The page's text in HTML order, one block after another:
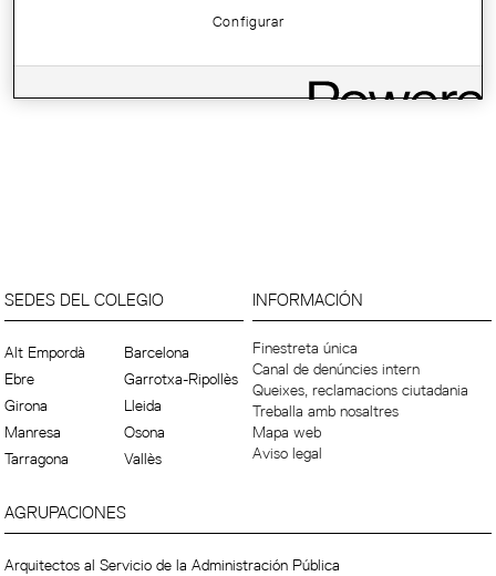
SEDES DEL COLEGIO
Alt Empordà
Barcelona
Ebre
Garrotxa-Ripollès
Girona
Lleida
Manresa
Osona
Tarragona
Vallès
INFORMACIÓN
Finestreta única
Canal de denúncies intern
Queixes, reclamacions ciutadania
Treballa amb nosaltres
Mapa web
Aviso legal
AGRUPACIONES
Arquitectos al Servicio de la Administración Pública
Configurar